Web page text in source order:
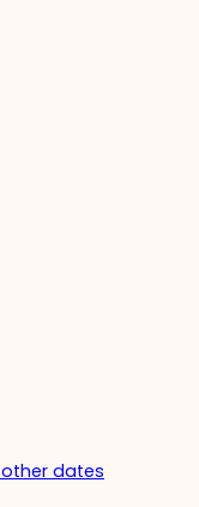
dates